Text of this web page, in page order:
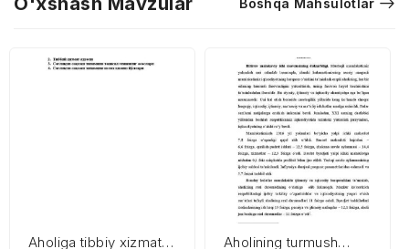
Boshqa Mahsulotlar
Aholiga tibbiy xizmat
Aholining turmush